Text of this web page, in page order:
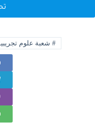
# شعبة علوم